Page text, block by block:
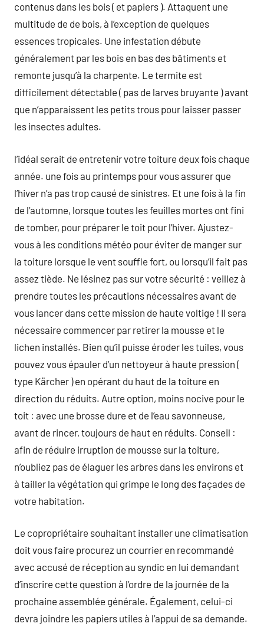
contenus dans les bois ( et papiers ). Attaquent une
multitude de de bois, à l’exception de quelques
essences tropicales. Une infestation débute
généralement par les bois en bas des bâtiments et
remonte jusqu’à la charpente. Le termite est
difficilement détectable ( pas de larves bruyante ) avant
que n’apparaissent les petits trous pour laisser passer
les insectes adultes.
l’idéal serait de entretenir votre toiture deux fois chaque
année. une fois au printemps pour vous assurer que
l’hiver n’a pas trop causé de sinistres. Et une fois à la fin
de l’automne, lorsque toutes les feuilles mortes ont fini
de tomber, pour préparer le toit pour l’hiver. Ajustez-
vous à les conditions météo pour éviter de manger sur
la toiture lorsque le vent souffle fort, ou lorsqu’il fait pas
assez tiède. Ne lésinez pas sur votre sécurité : veillez à
prendre toutes les précautions nécessaires avant de
vous lancer dans cette mission de haute voltige ! Il sera
nécessaire commencer par retirer la mousse et le
lichen installés. Bien qu’il puisse éroder les tuiles, vous
pouvez vous épauler d’un nettoyeur à haute pression (
type Kärcher ) en opérant du haut de la toiture en
direction du réduits. Autre option, moins nocive pour le
toit : avec une brosse dure et de l’eau savonneuse,
avant de rincer, toujours de haut en réduits. Conseil :
afin de réduire irruption de mousse sur la toiture,
n’oubliez pas de élaguer les arbres dans les environs et
à tailler la végétation qui grimpe le long des façades de
votre habitation.
Le copropriétaire souhaitant installer une climatisation
doit vous faire procurez un courrier en recommandé
avec accusé de réception au syndic en lui demandant
d’inscrire cette question à l’ordre de la journée de la
prochaine assemblée générale. Également, celui-ci
devra joindre les papiers utiles à l’appui de sa demande.